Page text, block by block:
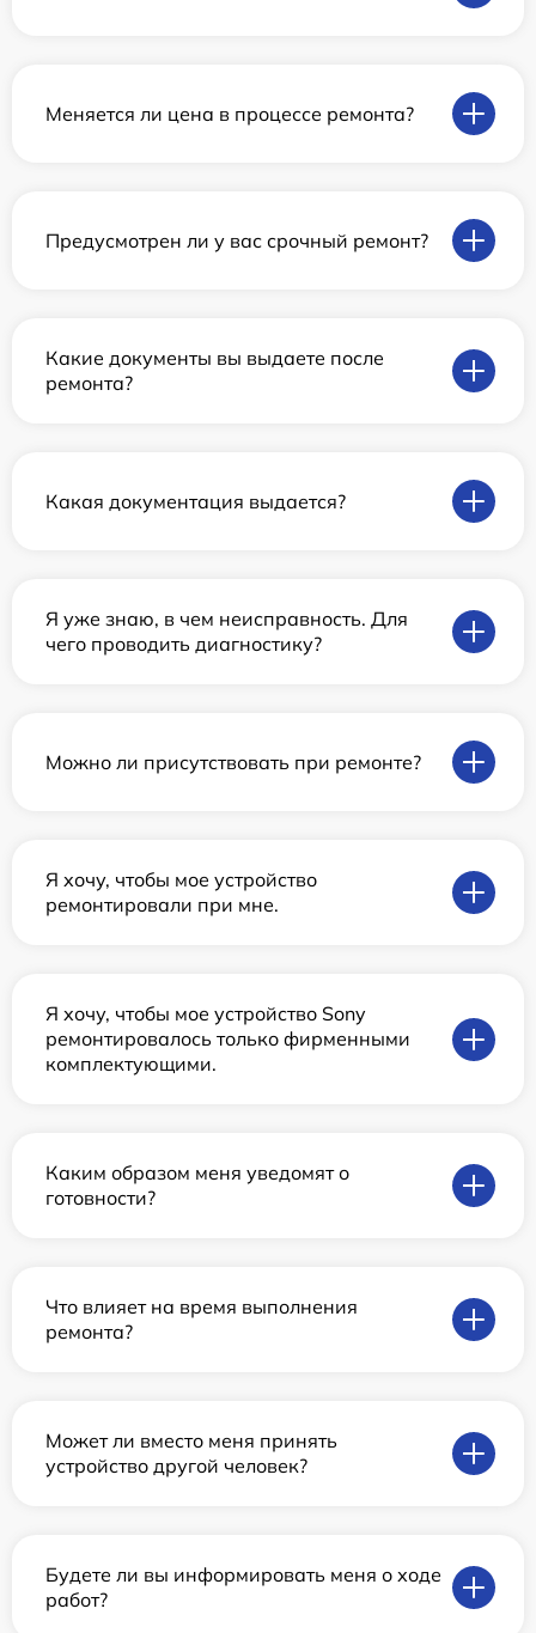
Меняется ли цена в процессе ремонта?
Предусмотрен ли у вас срочный ремонт?
Какие документы вы выдаете после
ремонта?
Какая документация выдается?
Я уже знаю, в чем неисправность. Для
чего проводить диагностику?
Можно ли присутствовать при ремонте?
Я хочу, чтобы мое устройство
ремонтировали при мне.
Я хочу, чтобы мое устройство Sony
ремонтировалось только фирменными
комплектующими.
Каким образом меня уведомят о
готовности?
Что влияет на время выполнения
ремонта?
Может ли вместо меня принять
устройство другой человек?
Будете ли вы информировать меня о ходе
работ?